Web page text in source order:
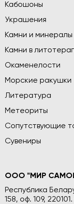
Кабошоны
Украшения
Камни и минералы
Камни в
Окаменелости
Морские ракушки
Литература
Метеориты
Сопутствующие
Сувениры
ООО "МИР
Республика
158, оф. 109,